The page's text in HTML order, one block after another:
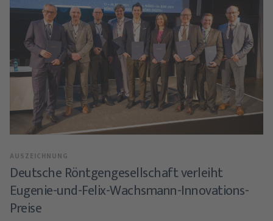
AUSZEICHNUNG
Deutsche Röntgengesellschaft verleiht
Eugenie-und-Felix-Wachsmann-Innovations-
Preise